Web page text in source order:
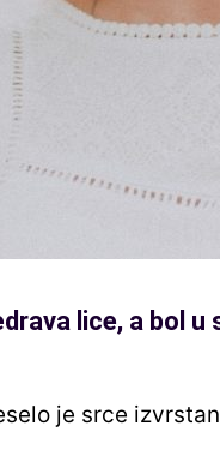
lice, a bol u
je srce